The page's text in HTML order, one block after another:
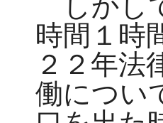
時間１時
２２年法
働につい